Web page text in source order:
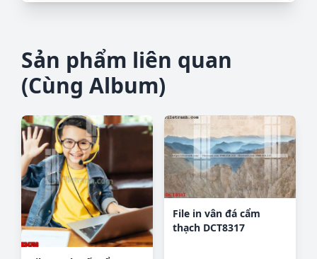
Sản phẩm liên quan
(Cùng Album)
File in vân đá cẩm
thạch DCT8317